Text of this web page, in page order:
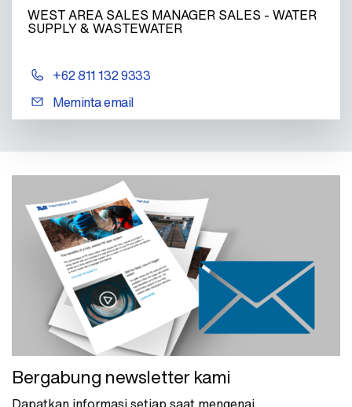
WEST AREA SALES MANAGER SALES - WATER
SUPPLY & WASTEWATER
+62 811 132 9333
Meminta email
Bergabung newsletter kami